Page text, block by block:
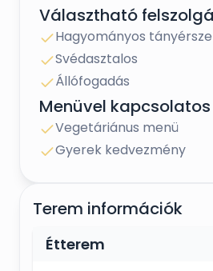
Választható
Hagyományos
Svédasztalos
Állófogadás
Menüvel
Vegetáriánus menü
Gyerek kedvezmény
Terem információk
Étterem